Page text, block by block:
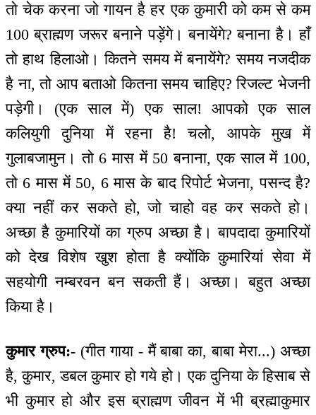
तो चेक करना जो गायन है हर एक कुमारी को कम से कम
100 ब्राह्मण जरूर बनाने पड़ेंगे। बनायेंगे? बनाना है। हाँ
तो हाथ हिलाओ। कितने समय में बनायेंगे? समय नजदीक
है ना, तो आप बताओ कितना समय चाहिए? रिजल्ट भेजनी
पड़ेगी। (एक साल में) एक साल! आपको एक साल
कलियुगी दुनिया में रहना है! चलो, आपके मुख में
गुलाबजामुन। तो 6 मास में 50 बनाना, एक साल में 100,
तो 6 मास में 50, 6 मास के बाद रिपोर्ट भेजना, पसन्द है?
क्या नहीं कर सकते हो, जो चाहो वह कर सकते हो।
अच्छा है कुमारियों का ग्रुप अच्छा है। बापदादा कुमारियों
को देख विशेष खुश होता है क्योंकि कुमारियां सेवा में
सहयोगी नम्बरवन बन सकती हैं। अच्छा। बहुत अच्छा
किया है।
कुमार ग्रुप:-(गीत गाया - मैं बाबा का, बाबा मेरा...) अच्छा
है, कुमार, डबल कुमार हो गये हो। एक दुनिया के हिसाब से
भी कुमार हो और इस ब्राह्मण जीवन में भी ब्रह्माकुमार